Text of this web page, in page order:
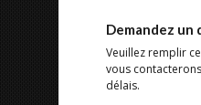
Demandez un
Veuillez remplir
vous
délais.